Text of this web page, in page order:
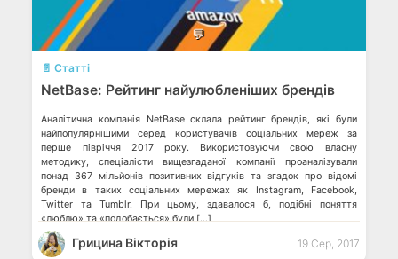
💬
📄 Статті
NetBase: Рейтинг найулюбленіших брендів
Аналітична компанія NetBase склала рейтинг брендів, які були
найпопулярнішими серед користувачів соціальних мереж за
перше півріччя 2017 року. Використовуючи свою власну
методику, спеціалісти вищезгаданої компанії проаналізували
понад 367 мільйонів позитивних відгуків та згадок про відомі
бренди в таких соціальних мережах як Instagram, Facebook,
Twitter та Tumblr. При цьому, здавалося б, подібні поняття
«люблю» та «подобається» були […]
Грицина Вікторія 19 Сер, 2017